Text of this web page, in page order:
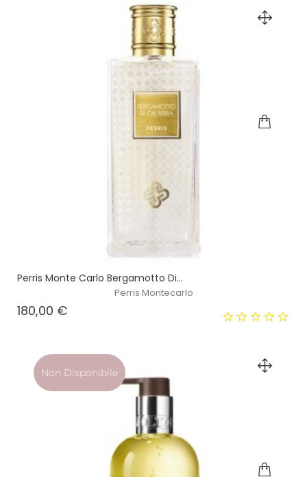
Perris Monte Carlo Bergamotto Di...
Perris Montecarlo
180,00 €Prezzo
Non Disponibile